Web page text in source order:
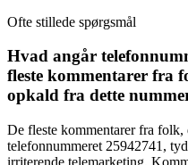
Ofte stillede spørgsmål
Hvad angår
fleste kommentarer fra
opkald fra dette
De fleste kommentarer fra folk,
telefonnummeret 25942741,